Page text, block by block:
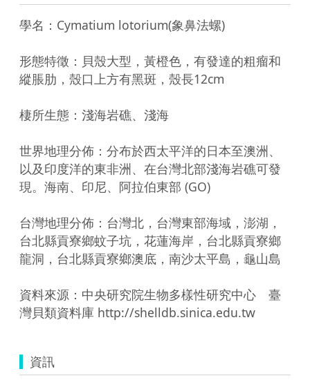
學名：Cymatium lotorium(象鼻法螺)
形態特徵：貝殼大型，黃橙色，有發達的粗瘤和
縱脹肋，殼口上方有黑斑，殼長12cm
棲所生態：淺海岩礁、淺海
世界地理分佈：分布於西太平洋的日本至澳洲、
以及印度洋的東非洲、在台灣北部淺海岩礁可發
現。海南、印尼、阿拉伯東部 (GO)
台灣地理分佈：台灣北，台灣東部海域，澎湖，
台北縣貢寮鄉蚊子坑，花蓮海岸，台北縣貢寮鄉
龍洞，台北縣貢寮鄉澳底，南沙太平島，龜山島
資料來源：中央研究院生物多樣性研究中心　臺
灣貝類資料庫 http://shelldb.sinica.edu.tw
資訊